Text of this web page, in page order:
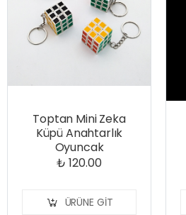
Toptan Mini Zeka
Küpü Anahtarlık
Oyuncak
₺ 120.00
ÜRÜNE GIT